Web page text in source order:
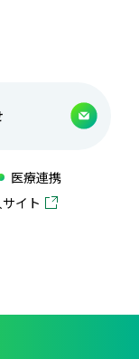
医療連携
イト